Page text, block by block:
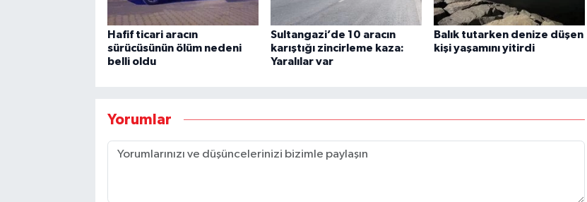
Hafif ticari aracın
sürücüsünün ölüm nedeni
belli oldu
Sultangazi’de 10 aracın
karıştığı zincirleme kaza:
Yaralılar var
Balık tutarken denize düşen
kişi yaşamını yitirdi
Yorumlar